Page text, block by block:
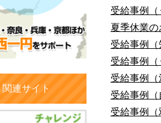
関連サイト
受給事例（
夏季休業
受給事例（
受給事例（
受給事例（
受給事例（
受給事例（